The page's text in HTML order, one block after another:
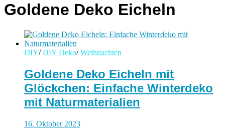
Goldene Deko Eicheln
DIY/ DIY Deko/ Weihnachten
Goldene Deko Eicheln mit
Glöckchen: Einfache Winterdeko
mit Naturmaterialien
16. Oktober 2023